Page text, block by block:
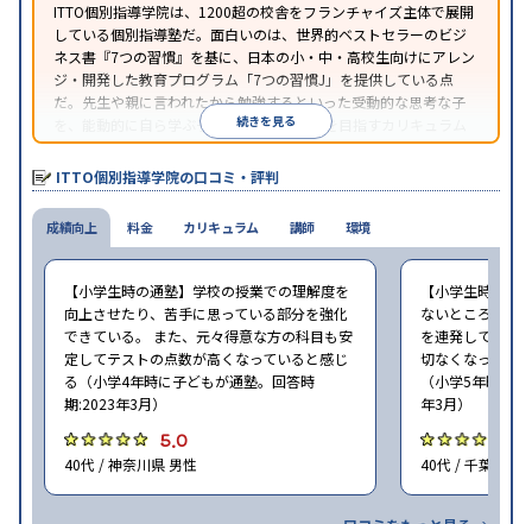
ITTO個別指導学院は、1200超の校舎をフランチャイズ主体で展開
している個別指導塾だ。面白いのは、世界的ベストセラーのビジ
ネス書『7つの習慣』を基に、日本の小・中・高校生向けにアレン
ジ・開発した教育プログラム「7つの習慣J」を提供している点
だ。先生や親に言われたから勉強するといった受動的な思考な子
を、能動的に自ら学ぶ子に育てていくことを目指すカリキュラム
である。個別指導の授業とは別に、集団授業形式の特別講座とし
て別料金で提供されるので、単なる成績アップ以上の、子どもの
心の成長を求める家庭にオススメだ。
続きを見る
ITTO個別指導学院の口コミ・評判
成績向上
【小学生時の通塾】学校の授業での理解度を
向上させたり、苦手に思っている部分を強化
できている。 また、元々得意な方の科目も安
定してテストの点数が高くなっていると感じ
る（小学4年時に子どもが通塾。回答時
期:2023年3月）
5.0
40代 / 神奈川県 男性
【小学生時の通
ないところがあ
を連発していた
切なくなった。
（小学5年時に
年3月）
40代 / 千葉県 女
料金 カリキュラム 講師 環境